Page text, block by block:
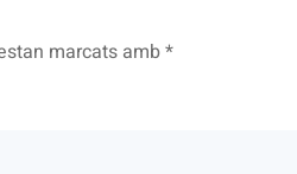
marcats amb*